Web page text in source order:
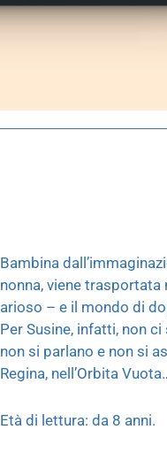
Bambina
nonna, viene
arioso – e il mondo di
Per Susine, infatti, non
non si parlano e non si
Regina, nell’Orbita
Età di lettura: da 8 anni.